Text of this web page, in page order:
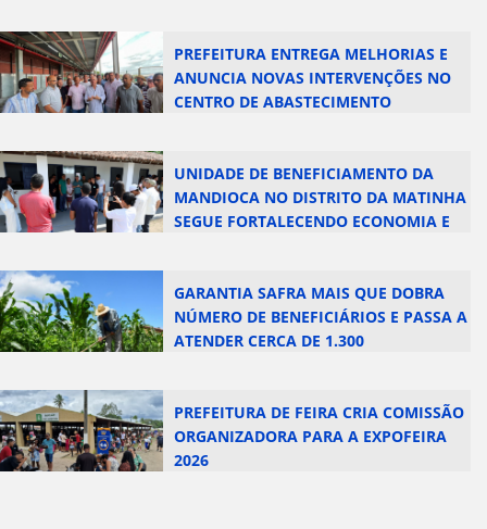
PREFEITURA ENTREGA MELHORIAS E
ANUNCIA NOVAS INTERVENÇÕES NO
CENTRO DE ABASTECIMENTO
UNIDADE DE BENEFICIAMENTO DA
MANDIOCA NO DISTRITO DA MATINHA
SEGUE FORTALECENDO ECONOMIA E
GARANTIA SAFRA MAIS QUE DOBRA
NÚMERO DE BENEFICIÁRIOS E PASSA A
ATENDER CERCA DE 1.300
PREFEITURA DE FEIRA CRIA COMISSÃO
ORGANIZADORA PARA A EXPOFEIRA
2026